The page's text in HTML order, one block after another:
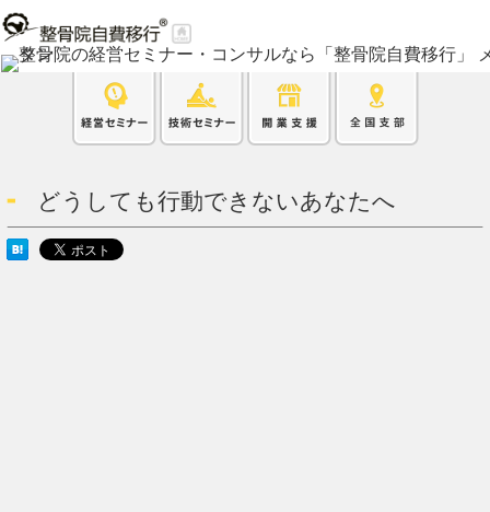
どうしても行動できないあなたへ